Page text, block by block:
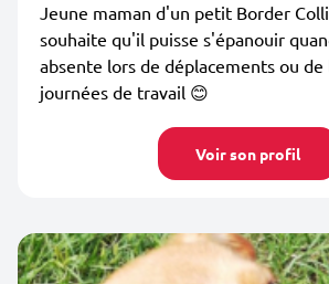
Jeune maman d'un petit Border
souhaite qu'il puisse s'épanouir
absente lors de déplacements ou de
journées de travail 😊
Voir son profil